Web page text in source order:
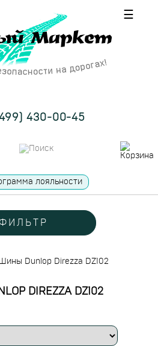
☰
430-00-45
лояльности
ФИЛЬТР
Шины Dunlop Direzza DZ102
DIREZZA DZ102